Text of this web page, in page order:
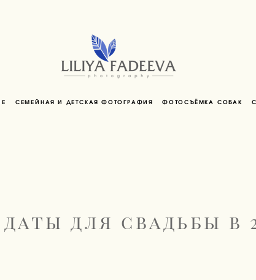
СЕМЕЙНАЯ И ДЕТСКАЯ ФОТОГРАФИЯ ФОТОСЪЁМКА СОБАК
для свадьбы в